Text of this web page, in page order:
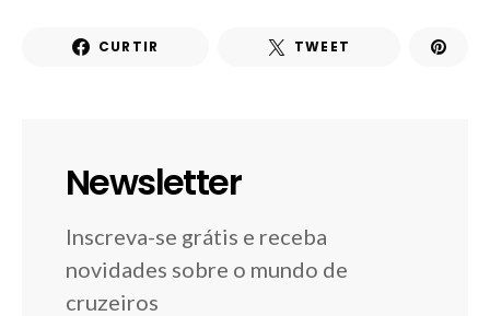
CURTIR TWEET
Newsletter
Inscreva-se grátis e receba
novidades sobre o mundo de
cruzeiros